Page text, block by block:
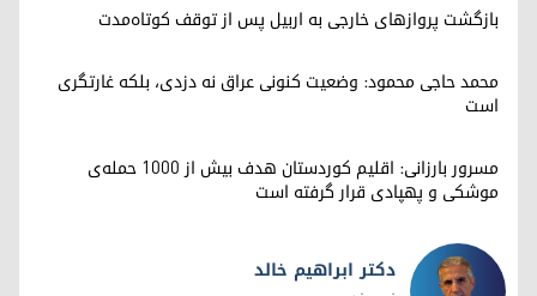
بازگشت پروازهای خارجی به اربیل پس از توقف کوتاه‌مدت
محمد حاجی محمود: وضعیت کنونی عراق نه دزدی، بلکه غارتگری
است
مسرور بارزانی: اقلیم کوردستان هدف بیش از ۱۰۰۰ حمله‌ی
موشکی و پهپادی قرار گرفته است
دکتر ابراهیم خالد